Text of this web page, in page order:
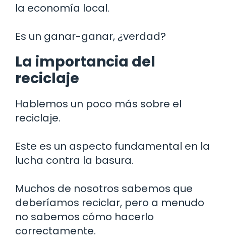
la economía local.
Es un ganar-ganar, ¿verdad?
La importancia del
reciclaje
Hablemos un poco más sobre el
reciclaje.
Este es un aspecto fundamental en la
lucha contra la basura.
Muchos de nosotros sabemos que
deberíamos reciclar, pero a menudo
no sabemos cómo hacerlo
correctamente.